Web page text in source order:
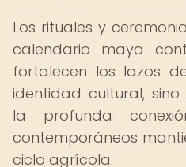
Los rituales y
calendario maya
fortalecen los lazos
identidad cultural,
la profunda
contemporáneos
ciclo agrícola.